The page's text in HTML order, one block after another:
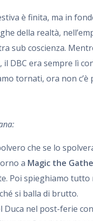
è finita, ma in
della realtà,
sub coscienza.
DBC era sempre lì
tornati, ora non
che se lo
a Magic the
Poi spieghiamo tutto
si balla di brutto.
Duca nel post-ferie